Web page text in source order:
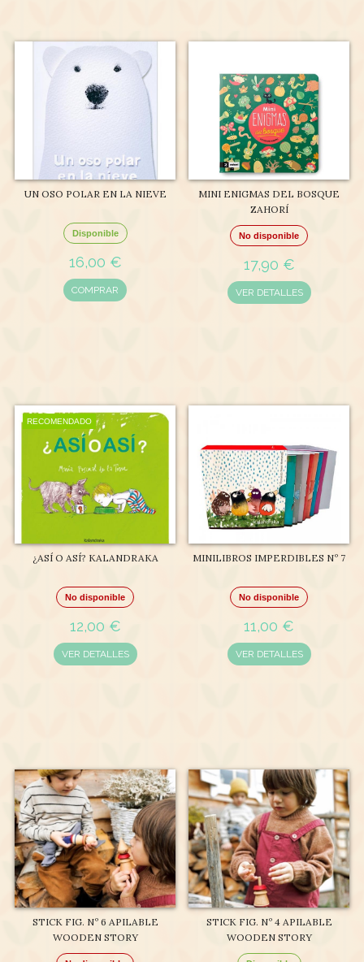
UN OSO POLAR EN LA NIEVE
Disponible
16,00 €
COMPRAR
MINI ENIGMAS DEL BOSQUE
ZAHORÍ
No disponible
17,90 €
VER DETALLES
RECOMENDADO
¿ASÍ O ASÍ? KALANDRAKA
No disponible
12,00 €
VER DETALLES
MINILIBROS IMPERDIBLES Nº 7
No disponible
11,00 €
VER DETALLES
STICK FIG. Nº 6 APILABLE
WOODEN STORY
STICK FIG. Nº 4 APILABLE
WOODEN STORY